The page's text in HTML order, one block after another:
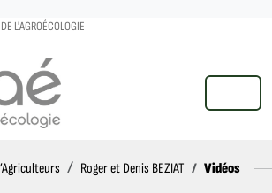
L'AGROÉCOLOGIE
MENU
Roger et Denis BEZIAT Vidéos